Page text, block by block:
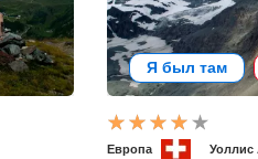
Я был там
Европа